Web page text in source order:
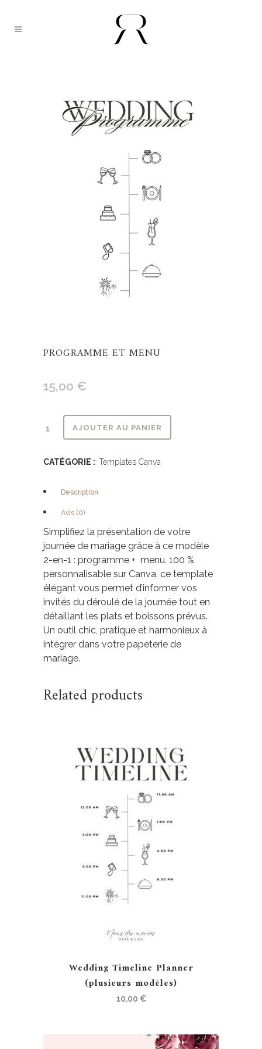
PROGRAMME ET MENU
15,00 €
AJOUTER AU PANIER
CATÉGORIE : Templates Canva
Description
Avis (0)
Simplifiez la présentation de votre
journée de mariage grâce à ce modèle
2-en-1 : programme + menu. 100 %
personnalisable sur Canva, ce template
élégant vous permet d’informer vos
invités du déroulé de la journée tout en
détaillant les plats et boissons prévus.
Un outil chic, pratique et harmonieux à
intégrer dans votre papeterie de
mariage.
Related products
Wedding Timeline Planner
(plusieurs modèles)
10,00 €